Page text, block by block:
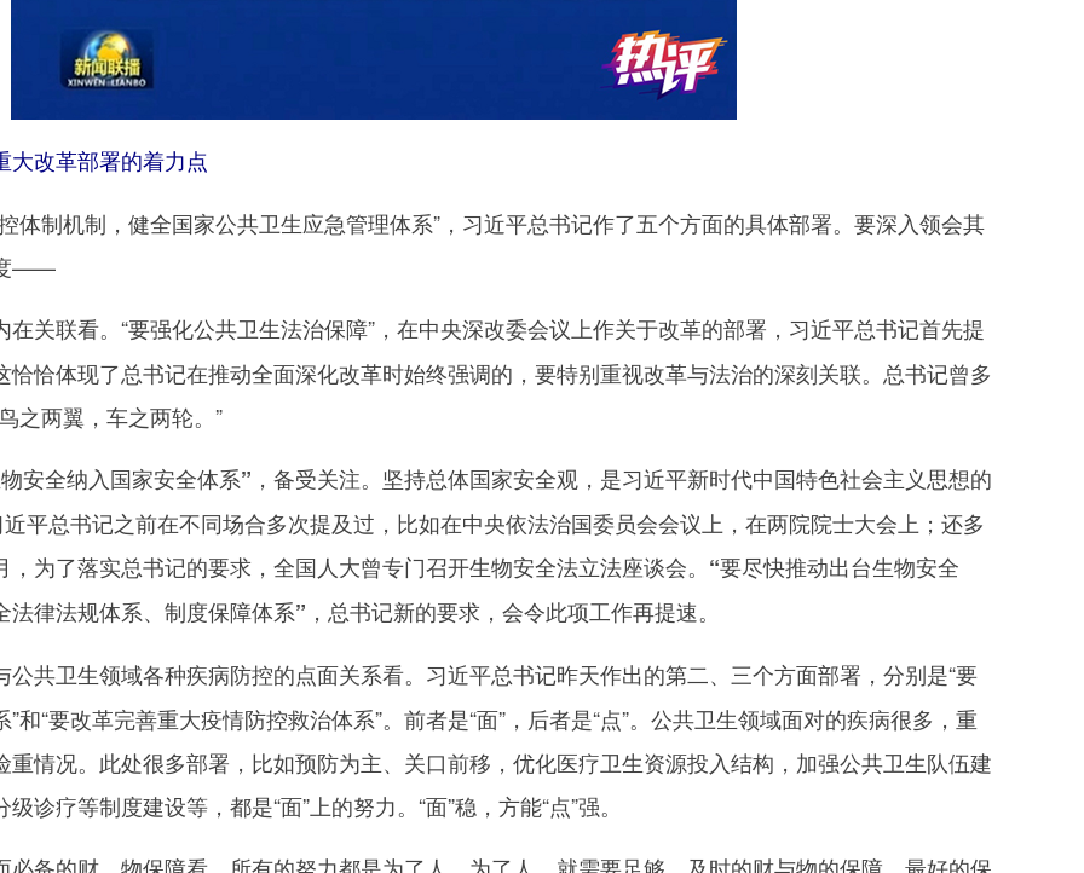
大改革部署的着力点
机制，健全国家公共卫生应急管理体系”，习近平总书记作了五个方面的具体部署。要深入领会其
度——
关联看。 “要强化公共卫生法治保障”，在中央深改委会议上作关于改革的部署，习近平总书记首先提
恰体现了总书记在推动全面深化改革时始终强调的，要特别重视改革与法治的深刻关联。总书记曾多
之两翼，车之两轮。”
安全纳入国家安全体系” ，备受关注。坚持总体国家安全观，是习近平新时代中国特色社会主义思想的
近平总书记之前在不同场合多次提及过，比如在中央依法治国委员会会议上，在两院院士大会上；还多
为了落实总书记的要求，全国人大曾专门召开生物安全法立法座谈会。 “要尽快推动出台生物安全
律法规体系、制度保障体系” ，总书记新的要求，会令此项工作再提速。
共卫生领域各种疾病防控的点面关系看。 习近平总书记昨天作出的第二、三个方面部署，分别是“要
和“要改革完善重大疫情防控救治体系”。前者是“面”，后者是“点”。公共卫生领域面对的疾病很多，重
重情况。此处很多部署，比如预防为主、关口前移，优化医疗卫生资源投入结构，加强公共卫生队伍建
诊疗等制度建设等，都是“面”上的努力。“面”稳，方能“点”强。